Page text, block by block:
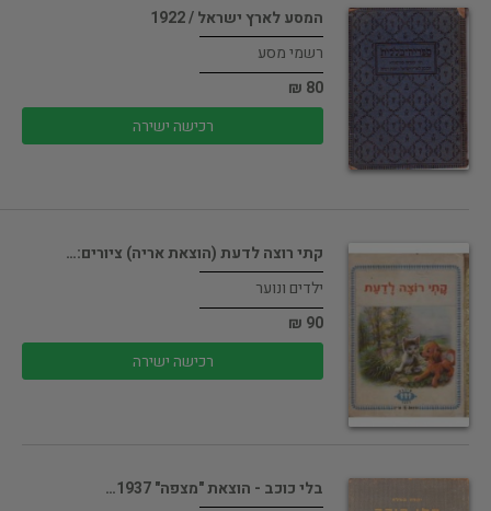
המסע לארץ ישראל / 1922
רשמי מסע
80 ₪
רכישה ישירה
קתי רוצה לדעת (הוצאת אריה) ציורים:…
ילדים ונוער
90 ₪
רכישה ישירה
בלי כוכב - הוצאת "מצפה" 1937…